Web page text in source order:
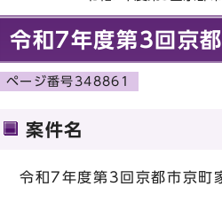
令和7年度第3回京
ページ番号348861
案件名
令和7年度第3回京都市京町